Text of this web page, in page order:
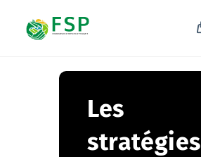
Les
stratégies